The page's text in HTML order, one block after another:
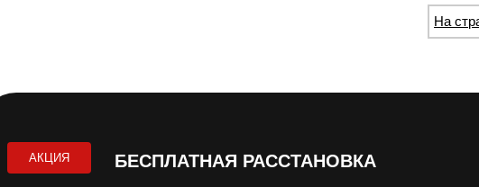
На
АКЦИЯ БЕСПЛАТНАЯ РАССТАНОВКА